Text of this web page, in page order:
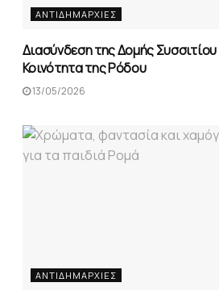
ΑΝΤΙΔΗΜΑΡΧΊΕΣ
Διασύνδεση της Δομής Συσσιτίου
Κοινότητα της Ρόδου
13/05/2026
ΑΝΤΙΔΗΜΑΡΧΊΕΣ